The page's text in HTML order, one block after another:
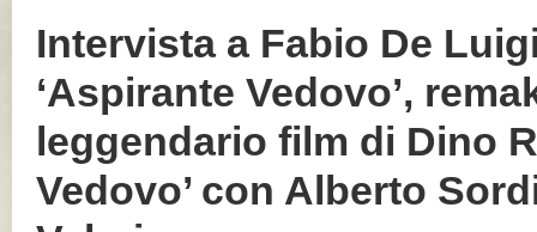
Intervista a Fabio De
‘Aspirante Vedovo’,
leggendario film di Dino
Vedovo’ con Alberto